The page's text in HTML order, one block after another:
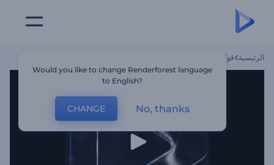
الرئيسية قوالب
Would you like to change Renderforest language
to English?
CHANGE No, thanks